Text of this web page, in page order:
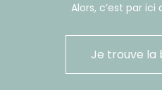
Alors, c’est par ici
Je trouve la